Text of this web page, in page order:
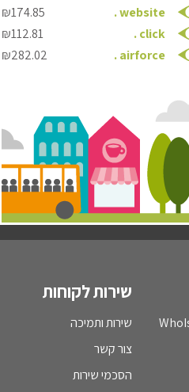
.website
₪174.85
.click
₪112.81
.airforce
₪282.02
שירות לקוחות
שירות ותמיכה
צור קשר
הסכמי שירות